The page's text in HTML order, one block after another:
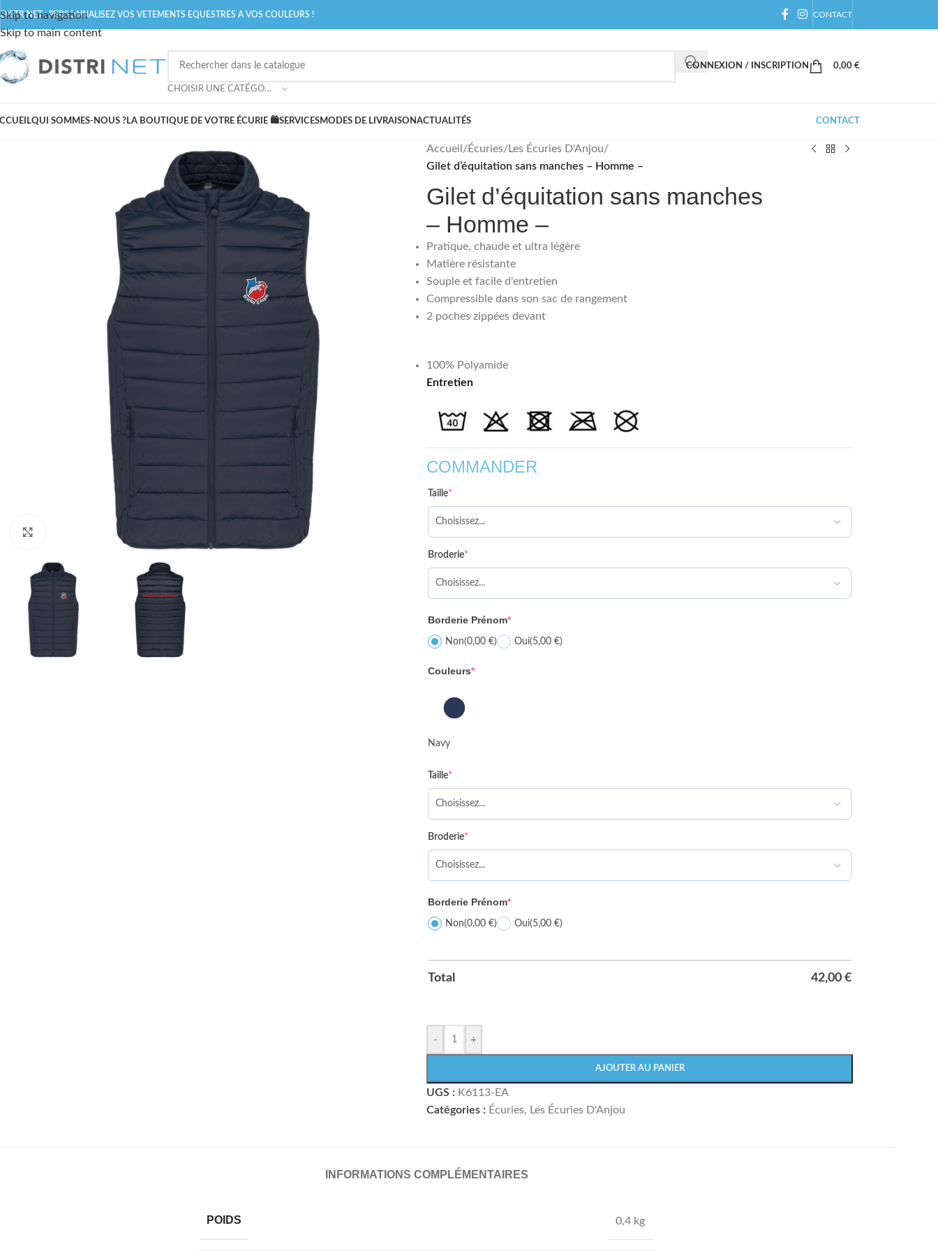
Skip to navigation
Skip to main content
DISTRINET: PERSONNALISEZ VOS VETEMENTS EQUESTRES A VOS COULEURS ! CONTACT
CHOISIR UNE CATÉGORIE
CONNEXION / INSCRIPTION 0,00 €
QUI SOMMES-NOUS ?LA BOUTIQUE DE VOTRE ÉCURIE 🛍️SERVICESMODES DE LIVRAISONACTUALITÉS CONTACT
Accueil /Écuries/Les Écuries D'Anjou/
Gilet d’équitation sans manches – Homme –
Gilet d’équitation sans manches
– Homme –
Pratique, chaude et ultra légère
Matière résistante
Souple et facile d'entretien
Compressible dans son sac de rangement
2 poches zippées devant
100% Polyamide
Entretien
COMMANDER
Taille*
Broderie*
Borderie Prénom*
Non(0,00 €) Oui(5,00 €)
Couleurs*
Navy
Taille*
Broderie*
Borderie Prénom*
Non(0,00 €) Oui(5,00 €)
Total 42,00 €
- +
AJOUTER AU PANIER
UGS : K6113-EA
Catégories : Écuries, Les Écuries D'Anjou
INFORMATIONS COMPLÉMENTAIRES
POIDS 0,4 kg